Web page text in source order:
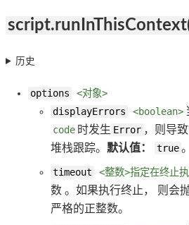
历史
options
<对象>
displayErrors
<boolean>
code 时发生 Error ，则导
堆栈跟踪。 默认值： true。
timeout <整数>指定在终止
数 。如果执行终止， 则会
严格的正整数。